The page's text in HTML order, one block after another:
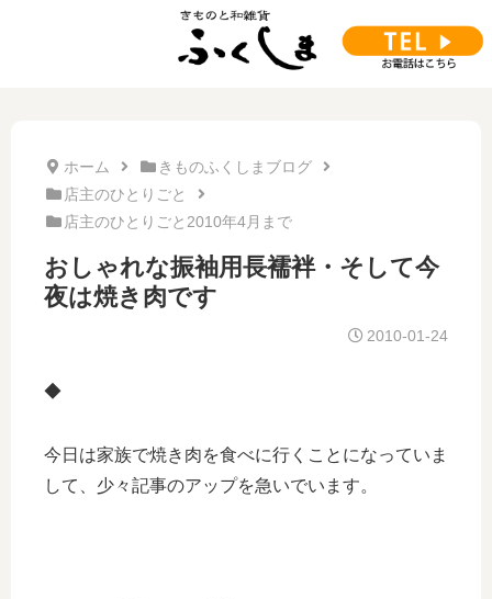
ホーム
きものふくしまブログ
店主のひとりごと
店主のひとりごと2010年4月まで
おしゃれな振袖用長襦袢・そして今
夜は焼き肉です
2010-01-24
◆
今日は家族で焼き肉を食べに行くことになっていま
して、少々記事のアップを急いでいます。